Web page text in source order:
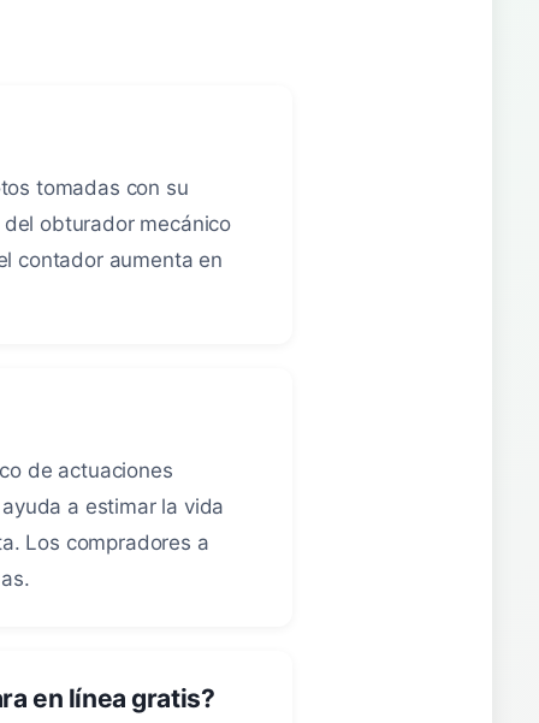
tomadas con su
obturador mecánico
contador aumenta en
de actuaciones
a estimar la vida
Los compradores a
en línea gratis?